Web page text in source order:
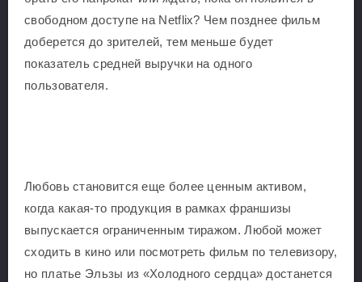
свободном доступе на Netflix? Чем позднее фильм
доберется до зрителей, тем меньше будет
показатель средней выручки на одного
пользователя.
Любовь становится еще более ценным активом,
когда какая-то продукция в рамках франшизы
выпускается ограниченным тиражом. Любой может
сходить в кино или посмотреть фильм по телевизору,
но платье Эльзы из «Холодного сердца» достанется